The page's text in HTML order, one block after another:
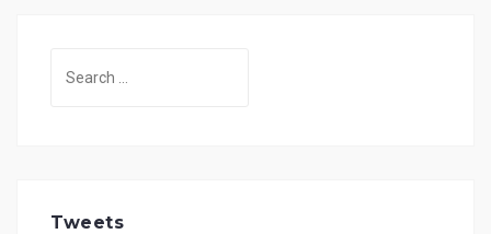
for:
Tweets